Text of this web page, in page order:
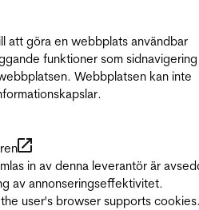
att göra en webbplats användbar
funktioner som
Webbplatsen kan inte
in av denna leverantör är
av annonseringseffektivitet.
user's browser supports